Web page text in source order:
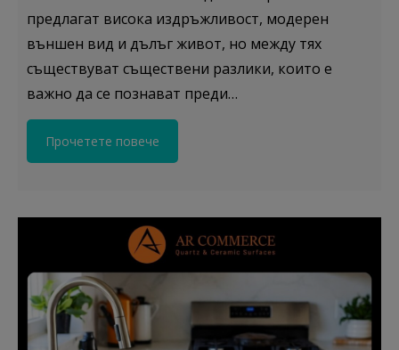
предлагат висока издръжливост, модерен
външен вид и дълъг живот, но между тях
съществуват съществени разлики, които е
важно да се познават преди…
Прочетете повече